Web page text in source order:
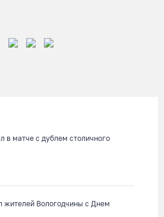
в матче с дублем столичного
жителей Вологодчины с Днем